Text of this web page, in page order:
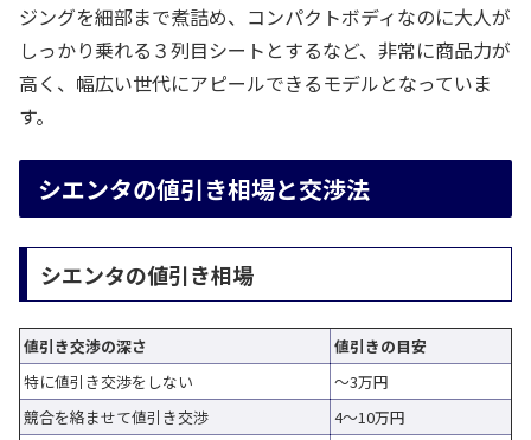
ジングを細部まで煮詰め、コンパクトボディなのに大人が
しっかり乗れる３列目シートとするなど、非常に商品力が
高く、幅広い世代にアピールできるモデルとなっていま
す。
シエンタの値引き相場と交渉法
シエンタの値引き相場
値引き交渉の深さ
値引きの目安
特に値引き交渉をしない
～3万円
競合を絡ませて値引き交渉
4～10万円